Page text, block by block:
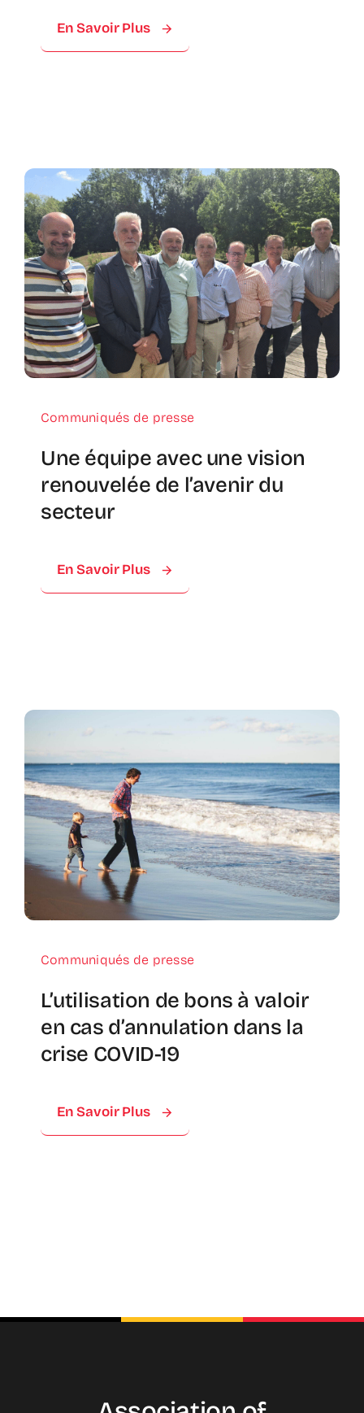
En Savoir Plus
Communiqués de presse
Une équipe avec une vision
renouvelée de l’avenir du
secteur
En Savoir Plus
Communiqués de presse
L’utilisation de bons à valoir
en cas d’annulation dans la
crise COVID-19
En Savoir Plus